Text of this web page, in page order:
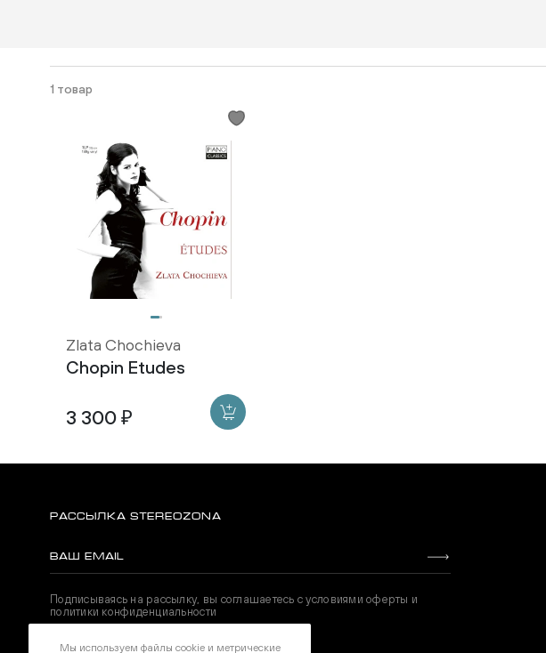
1 товар
Zlata Chochieva
Chopin Etudes
3 300 ₽
РАССЫЛКА STEREOZONA
Подписываясь на рассылку, вы соглашаетесь с условиями оферты и
политики конфиденциальности
Мы используем файлы cookie и метрические